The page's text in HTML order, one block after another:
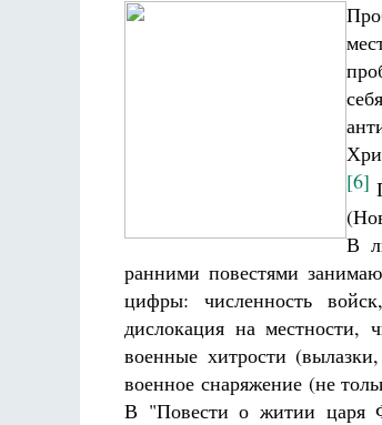
[6]
В
ранними повестями
цифры: численность
дислокация на местности,
военные хитрости
военное снаряжение (не
В "Повести о житии царя